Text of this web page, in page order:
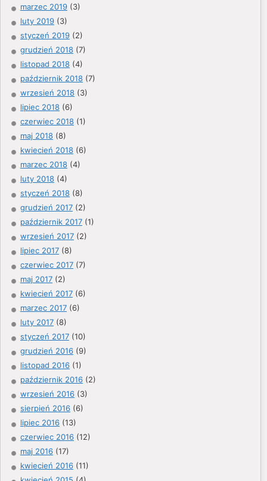
marzec 2019 (3)
luty 2019 (3)
styczeń 2019 (2)
grudzień 2018 (7)
listopad 2018 (4)
październik 2018 (7)
wrzesień 2018 (3)
lipiec 2018 (6)
czerwiec 2018 (1)
maj 2018 (8)
kwiecień 2018 (6)
marzec 2018 (4)
luty 2018 (4)
styczeń 2018 (8)
grudzień 2017 (2)
październik 2017 (1)
wrzesień 2017 (2)
lipiec 2017 (8)
czerwiec 2017 (7)
maj 2017 (2)
kwiecień 2017 (6)
marzec 2017 (6)
luty 2017 (8)
styczeń 2017 (10)
grudzień 2016 (9)
listopad 2016 (1)
październik 2016 (2)
wrzesień 2016 (3)
sierpień 2016 (6)
lipiec 2016 (13)
czerwiec 2016 (12)
maj 2016 (17)
kwiecień 2016 (11)